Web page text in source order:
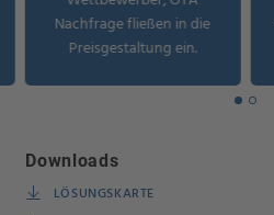
Nachfrage fließen in die
Preisgestaltung ein.
Downloads
LÖSUNGSKARTE